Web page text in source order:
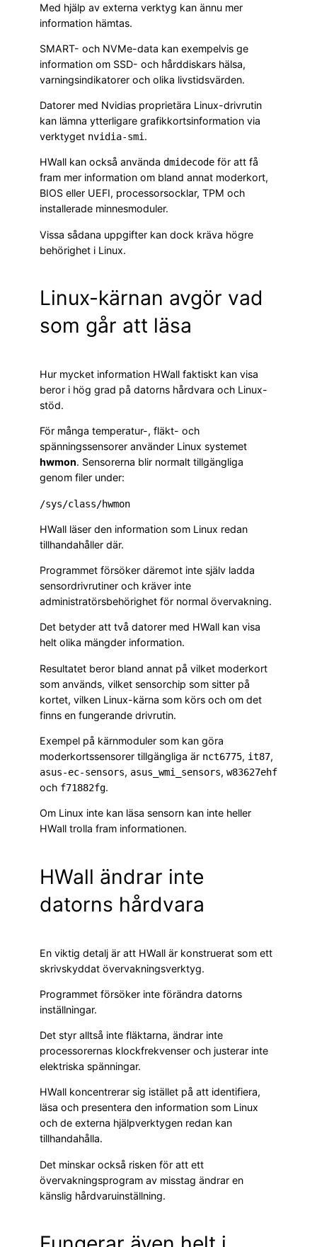
Med hjälp av externa verktyg kan ännu mer
information hämtas.
SMART- och NVMe-data kan exempelvis ge
information om SSD- och hårddiskars hälsa,
varningsindikatorer och olika livstidsvärden.
Datorer med Nvidias proprietära Linux-drivrutin
kan lämna ytterligare grafikkortsinformation via
verktyget nvidia-smi .
HWall kan också använda dmidecode för att få
fram mer information om bland annat moderkort,
BIOS eller UEFI, processorsocklar, TPM och
installerade minnesmoduler.
Vissa sådana uppgifter kan dock kräva högre
behörighet i Linux.
Linux-kärnan avgör vad
som går att läsa
Hur mycket information HWall faktiskt kan visa
beror i hög grad på datorns hårdvara och Linux-
stöd.
För många temperatur-, fläkt- och
spänningssensorer använder Linux systemet
hwmon. Sensorerna blir normalt tillgängliga
genom filer under:
/sys/class/hwmon
HWall läser den information som Linux redan
tillhandahåller där.
Programmet försöker däremot inte själv ladda
sensordrivrutiner och kräver inte
administratörsbehörighet för normal övervakning.
Det betyder att två datorer med HWall kan visa
helt olika mängder information.
Resultatet beror bland annat på vilket moderkort
som används, vilket sensorchip som sitter på
kortet, vilken Linux-kärna som körs och om det
finns en fungerande drivrutin.
Exempel på kärnmoduler som kan göra
moderkortssensorer tillgängliga är nct6775, it87,
asus-ec-sensors, asus_wmi_sensors, w83627ehf
och f71882fg.
Om Linux inte kan läsa sensorn kan inte heller
HWall trolla fram informationen.
HWall ändrar inte
datorns hårdvara
En viktig detalj är att HWall är konstruerat som ett
skrivskyddat övervakningsverktyg.
Programmet försöker inte förändra datorns
inställningar.
Det styr alltså inte fläktarna, ändrar inte
processorernas klockfrekvenser och justerar inte
elektriska spänningar.
HWall koncentrerar sig istället på att identifiera,
läsa och presentera den information som Linux
och de externa hjälpverktygen redan kan
tillhandahålla.
Det minskar också risken för att ett
övervakningsprogram av misstag ändrar en
känslig hårdvaruinställning.